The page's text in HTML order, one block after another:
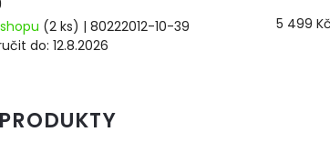
(2 ks) | 80222012-10-39
do: 12.8.2026
5 499 Kč